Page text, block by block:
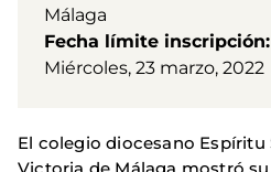
Málaga
Fecha límite inscripción
Miércoles, 23 marzo, 2022
El colegio diocesano